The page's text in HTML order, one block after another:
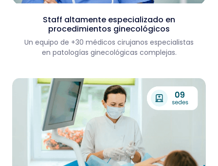
Staff altamente especializado en
procedimientos ginecológicos
Un equipo de +30 médicos cirujanos especialistas
en patologías ginecológicas complejas.